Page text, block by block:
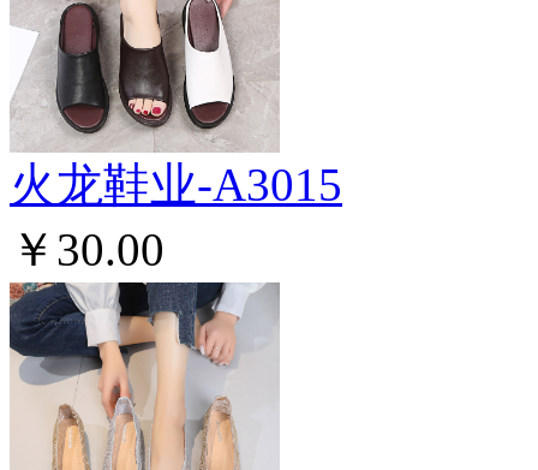
火龙鞋业-A3015
￥30.00